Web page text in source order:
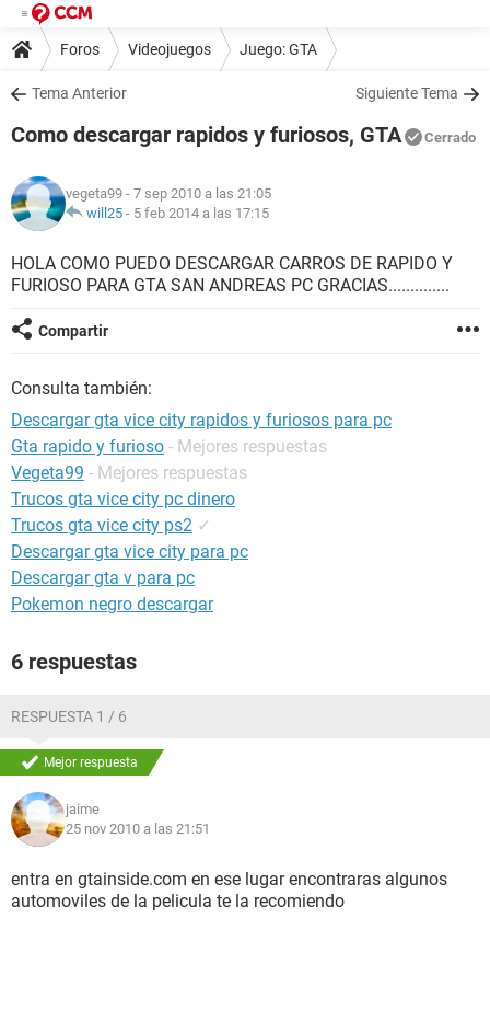
Foros Videojuegos Juego: GTA
Tema Anterior Siguiente Tema
Como descargar rapidos y furiosos, GTA Cerrado
vegeta99 - 7 sep 2010 a las 21:05
will25 - 5 feb 2014 a las 17:15
HOLA COMO PUEDO DESCARGAR CARROS DE RAPIDO Y
FURIOSO PARA GTA SAN ANDREAS PC GRACIAS..............
Compartir
Consulta también:
Descargar gta vice city rapidos y furiosos para pc
Gta rapido y furioso - Mejores respuestas
Vegeta99 - Mejores respuestas
Trucos gta vice city pc dinero
Trucos gta vice city ps2 ✓
Descargar gta vice city para pc
Descargar gta v para pc
Pokemon negro descargar
6 respuestas
RESPUESTA 1 / 6
Mejor respuesta
jaime
25 nov 2010 a las 21:51
entra en gtainside.com en ese lugar encontraras algunos
automoviles de la pelicula te la recomiendo